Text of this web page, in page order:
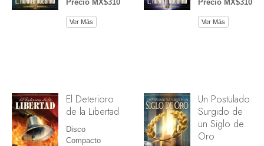
Precio MX$310
Ver Más
Precio MX$310
Ver Más
El Deterioro
de la Libertad
Disco
Compacto
Un Postulado
Surgido de
un Siglo de
Oro